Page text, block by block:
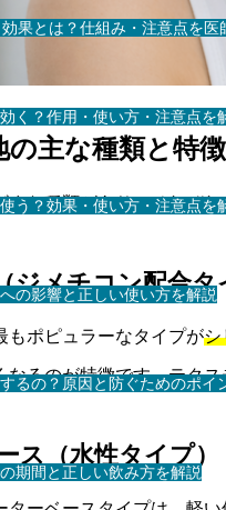
果とは？仕組み・注意点を医
く？作用・使い方・注意点を
う？効果・使い方・注意点を
の影響と正しい使い方を解説
るの？原因と防ぐためのポイ
期間と正しい飲み方を解説
の主な種類と特徴
まな種類があり、それぞ
ジメチコン配合タ
もポピュラーなタイプがシ
なるのが特徴です。テク
ス（水性タイプ）